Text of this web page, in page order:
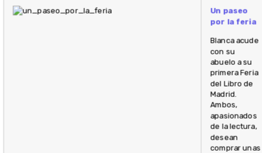
Un paseo
por la feria
Blanca acude
con su
abuelo a su
primera Feria
del Libro de
Madrid.
Ambos,
apasionados
de la lectura,
desean
comprar unas